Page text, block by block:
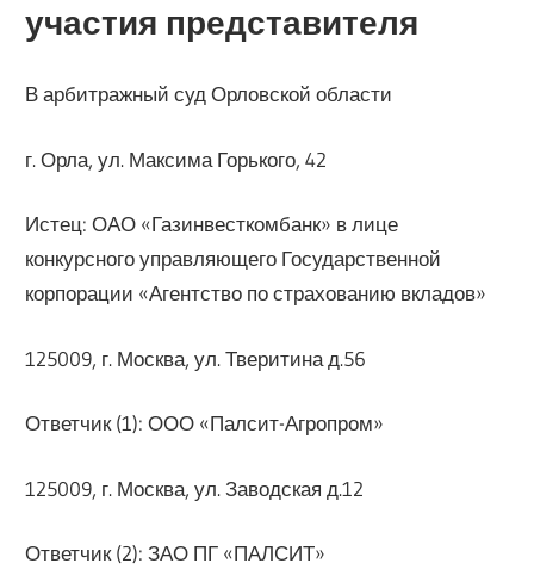
участия представителя
В арбитражный суд Орловской области
г. Орла, ул. Максима Горького, 42
Истец: ОАО «Газинвесткомбанк» в лице
конкурсного управляющего Государственной
корпорации «Агентство по страхованию вкладов»
125009, г. Москва, ул. Тверитина д.56
Ответчик (1): ООО «Палсит-Агропром»
125009, г. Москва, ул. Заводская д.12
Ответчик (2): ЗАО ПГ «ПАЛСИТ»